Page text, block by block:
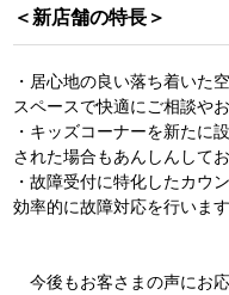
＜新店舗の特長＞
・居心地の良い落ち着いた
スペースで快適にご相談や
・キッズコーナーを新たに
された場合もあんしんして
・故障受付に特化したカウ
効率的に故障対応を行います
今後もお客さまの声にお